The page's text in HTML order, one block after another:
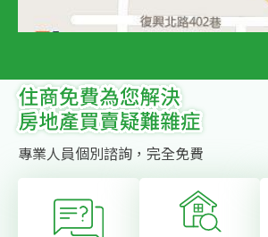
專業人員個別諮詢，完全免費